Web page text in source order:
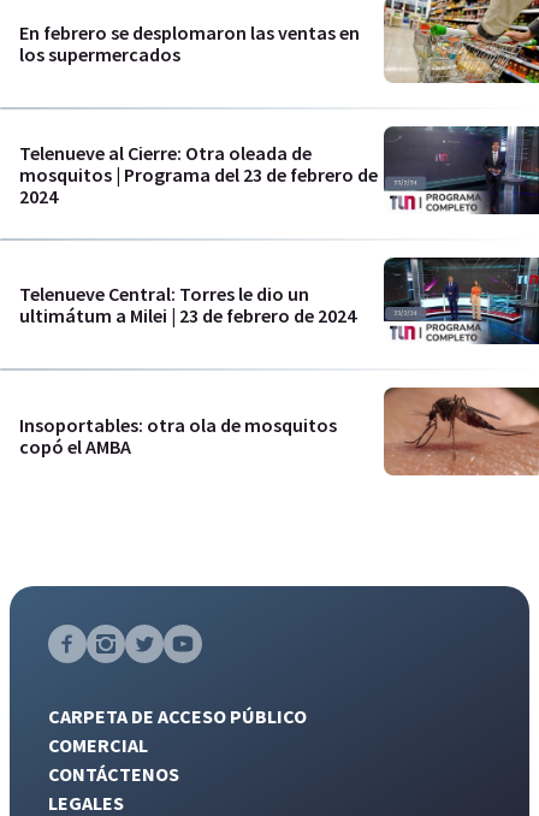
En febrero se desplomaron las ventas en
los supermercados
Telenueve al Cierre: Otra oleada de
mosquitos | Programa del 23 de febrero de
2024
Telenueve Central: Torres le dio un
ultimátum a Milei | 23 de febrero de 2024
Insoportables: otra ola de mosquitos
copó el AMBA
CARPETA DE ACCESO PÚBLICO
COMERCIAL
CONTÁCTENOS
LEGALES